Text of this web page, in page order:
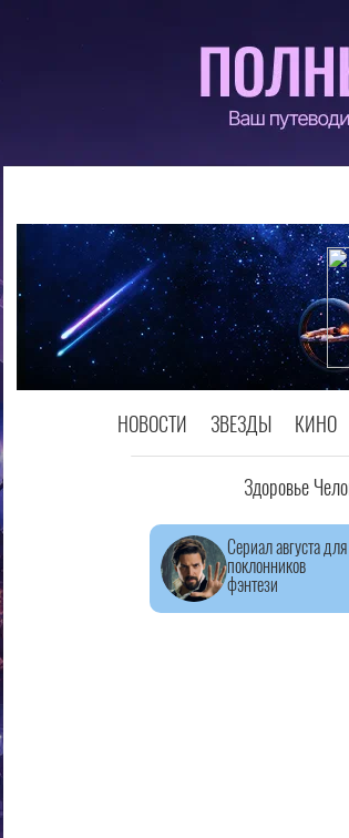
НОВОСТИ ЗВЕЗДЫ КИНО
Здоровье
Сериал августа для
поклонников
фэнтези